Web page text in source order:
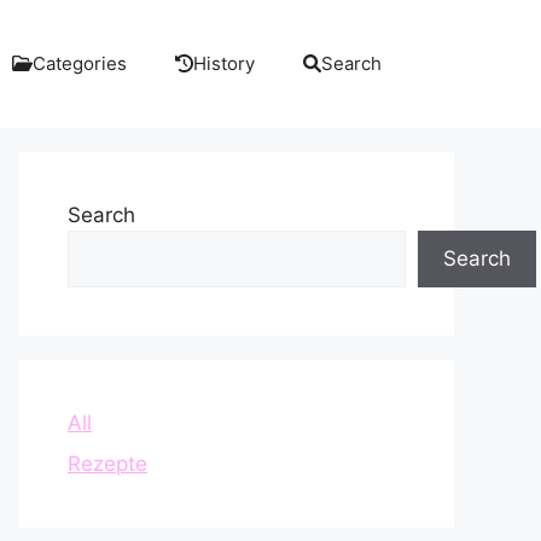
Categories History Search
Search
Search
All
Rezepte